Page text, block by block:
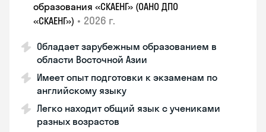
образования «СКАЕНГ» (ОАНО ДПО
«СКАЕНГ») • 2026 г.
Обладает зарубежным образованием в
области Восточной Азии
Имеет опыт подготовки к экзаменам по
английскому языку
Легко находит общий язык с учениками
разных возрастов